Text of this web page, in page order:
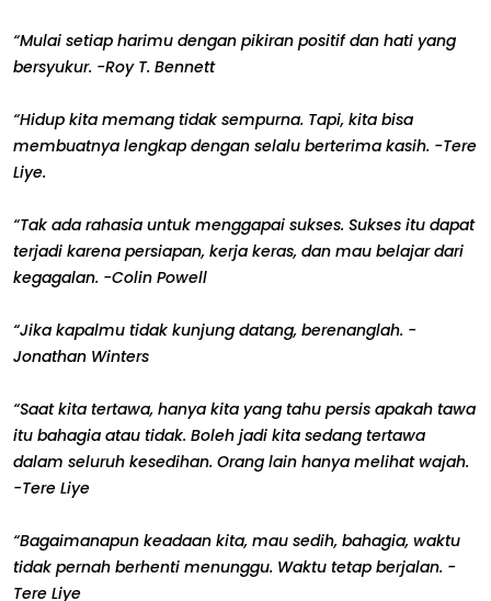
“Mulai setiap harimu dengan pikiran positif dan hati yang
bersyukur. -Roy T. Bennett
“Hidup kita memang tidak sempurna. Tapi, kita bisa
membuatnya lengkap dengan selalu berterima kasih. -Tere
Liye.
“Tak ada rahasia untuk menggapai sukses. Sukses itu dapat
terjadi karena persiapan, kerja keras, dan mau belajar dari
kegagalan. -Colin Powell
“Jika kapalmu tidak kunjung datang, berenanglah. -
Jonathan Winters
“Saat kita tertawa, hanya kita yang tahu persis apakah tawa
itu bahagia atau tidak. Boleh jadi kita sedang tertawa
dalam seluruh kesedihan. Orang lain hanya melihat wajah.
-Tere Liye
“Bagaimanapun keadaan kita, mau sedih, bahagia, waktu
tidak pernah berhenti menunggu. Waktu tetap berjalan. -
Tere Liye